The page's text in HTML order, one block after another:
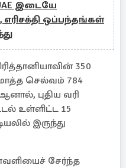
இடையே
எரிசக்தி ஒப்பந்தங்கள்
350
செல்வம் 784
புதிய வரி
உள்ளிட்ட 15
இருந்து
சேர்ந்த